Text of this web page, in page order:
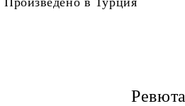
Ревюта